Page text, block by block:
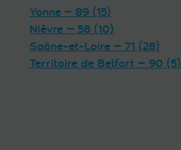
Yonne — 89 (15)
Nièvre — 58 (10)
Saône-et-Loire — 71 (28)
Territoire de Belfort — 90 (5)